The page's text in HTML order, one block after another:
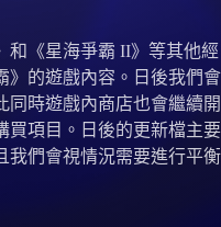
和《星海爭霸 II》等其他經
》的遊戲內容。日後我們會
同時遊戲內商店也會繼續開
買項目。日後的更新檔主要
我們會視情況需要進行平衡